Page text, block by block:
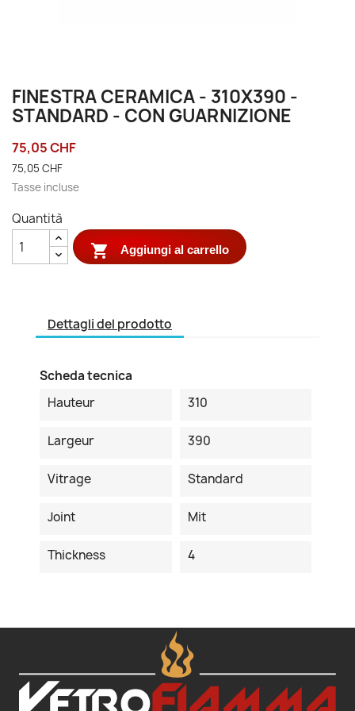
FINESTRA CERAMICA - 310X390 -
STANDARD - CON GUARNIZIONE
75,05 CHF
75,05 CHF
Tasse incluse
Quantità
 Aggiungi al carrello
Dettagli del prodotto
Scheda tecnica
Hauteur
310
Largeur 390
Vitrage Standard
Joint Mit
Thickness 4